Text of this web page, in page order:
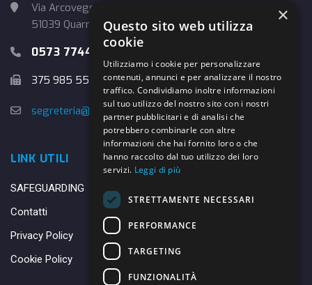
Via Arcoveggio, 4
51039 Quarrata (PT)
0573 774457
375 985 5526
segreteria@danybasket.it
LINK UTILI
SAFEGUARDING
Contatti
Privacy Policy
Cookie Policy
×
Questo sito web utilizza
cookie
Utilizziamo i cookie per personalizzare
contenuti, annunci e per analizzare il nostro
traffico. Condividiamo inoltre informazioni
sul tuo utilizzo del nostro sito con i nostri
partner pubblicitari e di analisi che
potrebbero combinarle con altre
informazioni che hai fornito loro o che
hanno raccolto dal tuo utilizzo dei loro
servizi. Leggi di più
STRETTAMENTE NECESSARI
PERFORMANCE
TARGETING
FUNZIONALITÀ